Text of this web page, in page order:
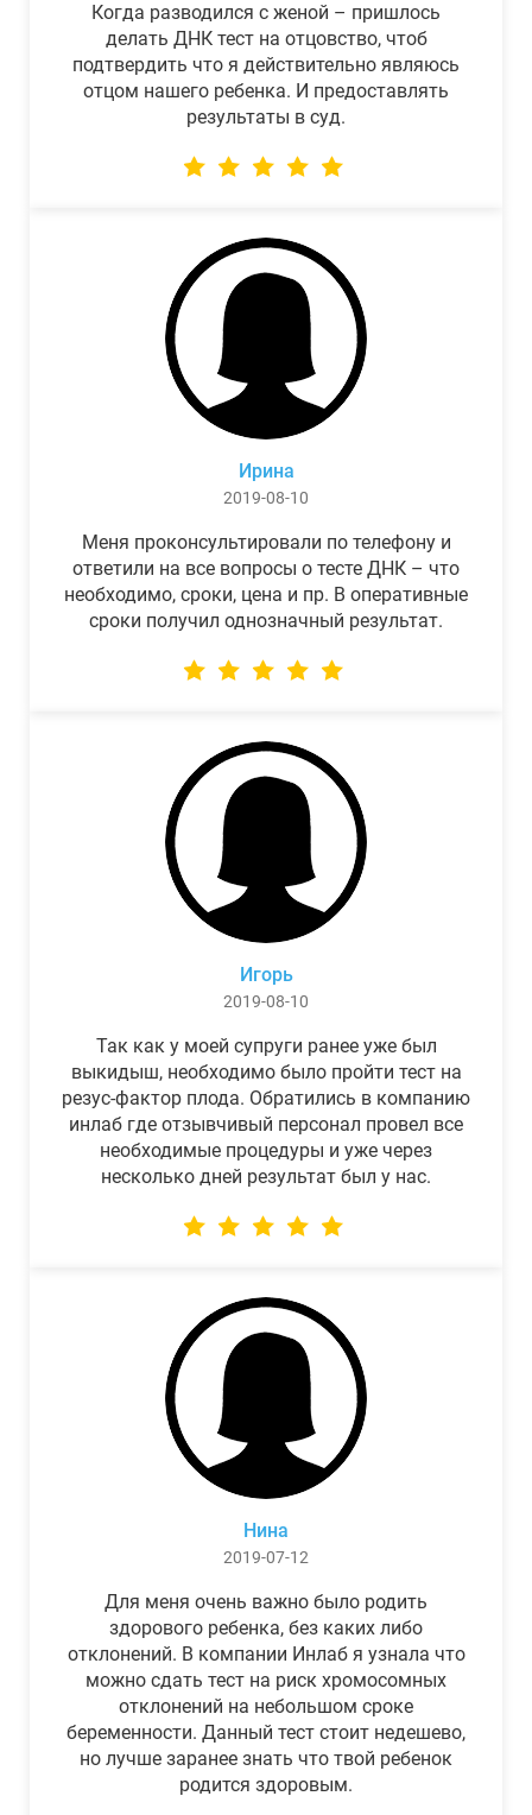
Когда разводился с женой – пришлось
делать ДНК тест на отцовство, чтоб
подтвердить что я действительно являюсь
отцом нашего ребенка. И предоставлять
результаты в суд.
Ирина
2019-08-10
Меня проконсультировали по телефону и
ответили на все вопросы о тесте ДНК – что
необходимо, сроки, цена и пр. В оперативные
сроки получил однозначный результат.
Игорь
2019-08-10
Так как у моей супруги ранее уже был
выкидыш, необходимо было пройти тест на
резус-фактор плода. Обратились в компанию
инлаб где отзывчивый персонал провел все
необходимые процедуры и уже через
несколько дней результат был у нас.
Нина
2019-07-12
Для меня очень важно было родить
здорового ребенка, без каких либо
отклонений. В компании Инлаб я узнала что
можно сдать тест на риск хромосомных
отклонений на небольшом сроке
беременности. Данный тест стоит недешево,
но лучше заранее знать что твой ребенок
родится здоровым.